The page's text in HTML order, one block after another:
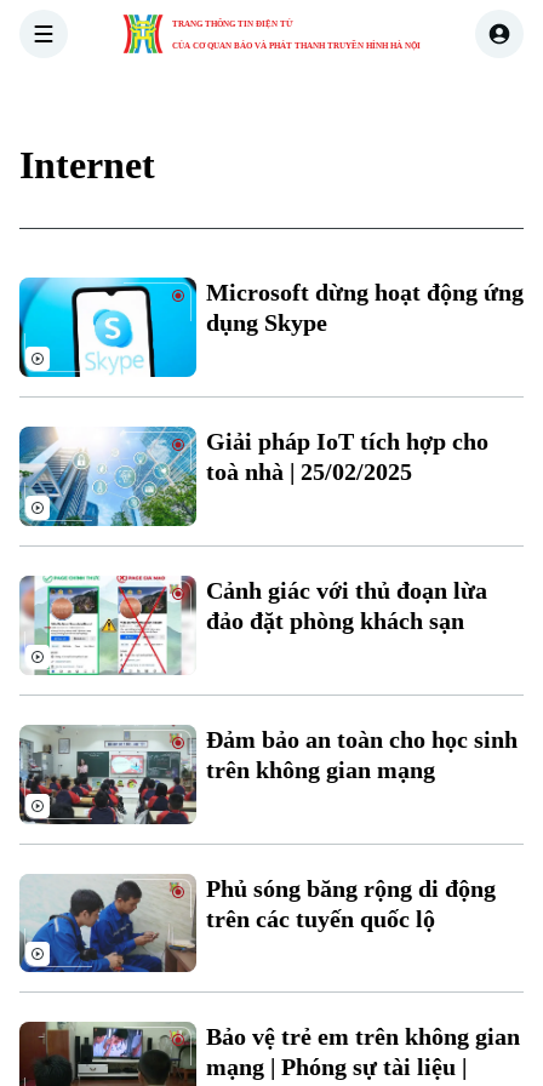
TRANG THÔNG TIN ĐIỆN TỬ
CỦA CƠ QUAN BÁO VÀ PHÁT THANH TRUYỀN HÌNH HÀ NỘI
Xu hướng
Internet
Microsoft dừng hoạt động ứng
dụng Skype
Giải pháp IoT tích hợp cho
toà nhà | 25/02/2025
Cảnh giác với thủ đoạn lừa
đảo đặt phòng khách sạn
Đảm bảo an toàn cho học sinh
trên không gian mạng
Phủ sóng băng rộng di động
trên các tuyến quốc lộ
Bảo vệ trẻ em trên không gian
mạng | Phóng sự tài liệu |